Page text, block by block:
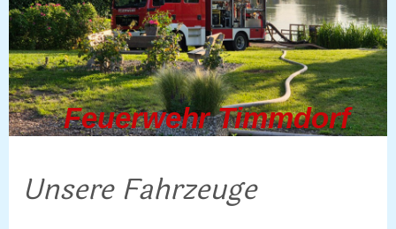
Feuerwehr Timmdorf
Unsere Fahrzeuge